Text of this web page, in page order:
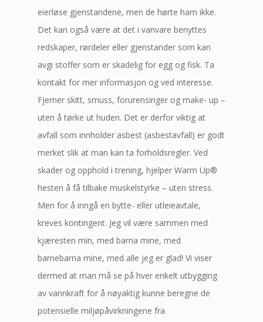
eierløse gjenstandene, men de hørte ham ikke.
Det kan også være at det i vanvare benyttes
redskaper, rørdeler eller gjenstander som kan
avgi stoffer som er skadelig for egg og fisk. Ta
kontakt for mer informasjon og ved interesse.
Fjerner skitt, smuss, forurensinger og make- up –
uten å tørke ut huden. Det er derfor viktig at
avfall som innholder asbest (asbestavfall) er godt
merket slik at man kan ta forholdsregler. Ved
skader og opphold i trening, hjelper Warm Up®
hesten å få tilbake muskelstyrke – uten stress.
Men for å inngå en bytte- eller utleieavtale,
kreves kontingent. Jeg vil være sammen med
kjæresten min, med barna mine, med
barnebarna mine, med alle jeg er glad! Vi viser
dermed at man må se på hver enkelt utbygging
av vannkraft for å nøyaktig kunne beregne de
potensielle miljøpåvirkningene fra